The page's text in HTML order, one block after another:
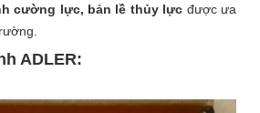
cường lực, bản lề thủy lực được ưa
ADLER: